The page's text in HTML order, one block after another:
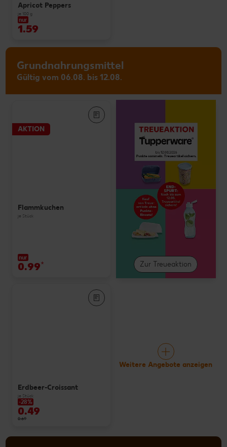
Apricot Peppers
je 100 g
nur
1.59
Grundnahrungsmittel
Gültig vom 06.08. bis 12.08.
Zur Treueaktion
AKTION
Flammkuchen
je Stück
nur
0.99*
Erdbeer-Croissant
je Stück
-28%
0.49
0.69
Weitere Angebote anzeigen